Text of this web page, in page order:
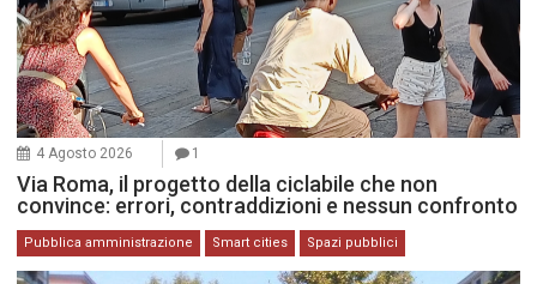
4 Agosto 2026 1
Via Roma, il progetto della ciclabile che non
convince: errori, contraddizioni e nessun confronto
Pubblica amministrazione Smart cities Spazi pubblici